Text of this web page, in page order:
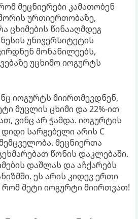
მეცნიერები კამათობენ
ურთიერთობაზე,
ცხიმების წინააღმდეგ
უნივერსიტეტის
მონაწილეებს,
უცხიმო იოგურტს
იოგურტს მიირთმევდნენ,
მუცლის ცხიმი და 22%-ით
ვინც არ ჭამდა. იოგურტის
სარგებელი არის C
მეცნიერთა
წონის დაკლებაში.
დაშლას და აჩქარებს
ეს არის კიდევ ერთი
რომ მეტი იოგურტი მიირთვათ!